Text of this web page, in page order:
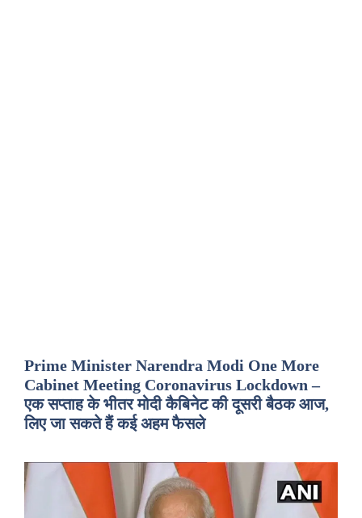
Prime Minister Narendra Modi One More
Cabinet Meeting Coronavirus Lockdown –
एक सप्ताह के भीतर मोदी कैबिनेट की दूसरी बैठक आज,
लिए जा सकते हैं कई अहम फैसले